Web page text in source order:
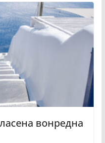
вонредна